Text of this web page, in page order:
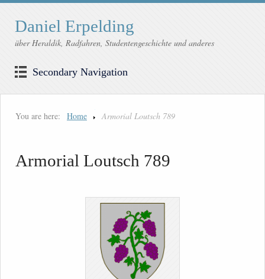
Daniel Erpelding
über Heraldik, Radfahren, Studentengeschichte und anderes
Secondary Navigation
You are here: Home Armorial Loutsch 789
Armorial Loutsch 789